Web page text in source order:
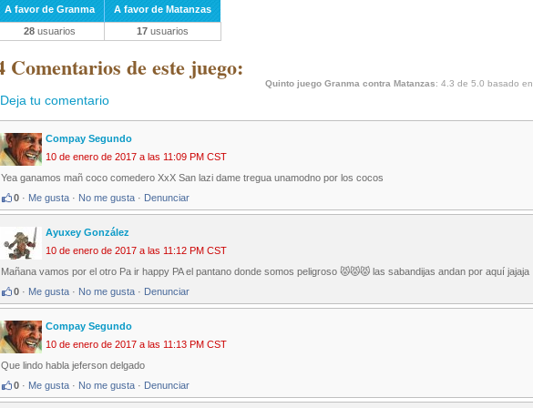
A favor de Granma
A favor de Matanzas
28 usuarios 17 usuarios
Comentarios de este juego:
Quinto juego Granma contra Matanzas: 4.3 de 5.0 basado en
Deja tu comentario
Compay Segundo
10 de enero de 2017 a las 11:09 PM CST
Yea ganamos mañ coco comedero XxX San lazi dame tregua unamodno por los cocos
0 · Me gusta · No me gusta · Denunciar
Ayuxey González
10 de enero de 2017 a las 11:12 PM CST
Mañana vamos por el otro Pa ir happy PA el pantano donde somos peligroso 😾😾😾 las sabandijas andan por aquí jajaja
0 · Me gusta · No me gusta · Denunciar
Compay Segundo
10 de enero de 2017 a las 11:13 PM CST
Que lindo habla jeferson delgado
0 · Me gusta · No me gusta · Denunciar